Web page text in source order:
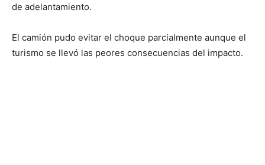
de adelantamiento.
El camión pudo evitar el choque parcialmente aunque el
turismo se llevó las peores consecuencias del impacto.